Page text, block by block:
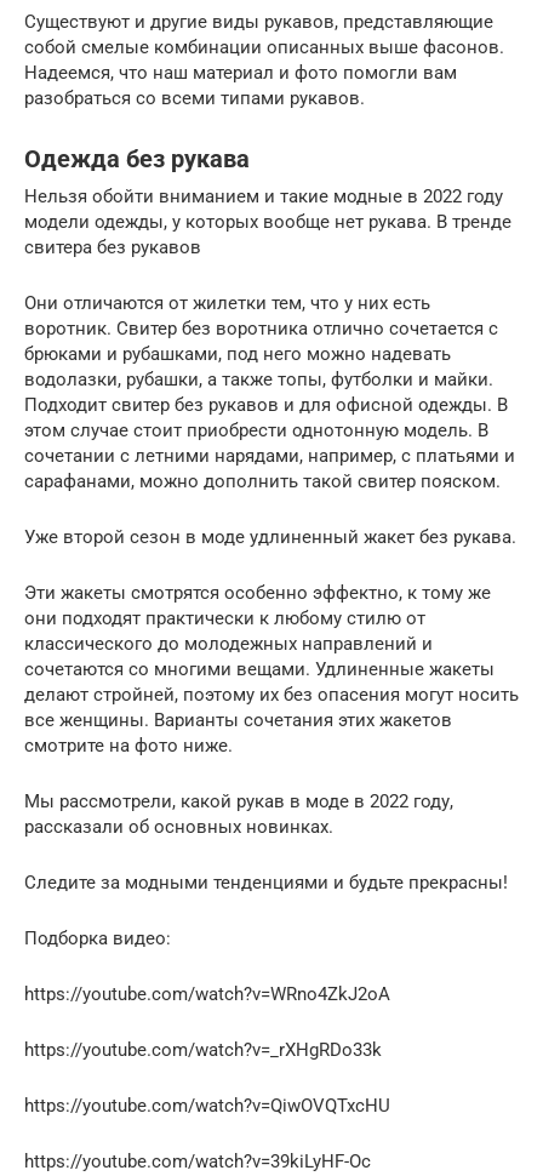
Существуют и другие виды рукавов, представляющие
собой смелые комбинации описанных выше фасонов.
Надеемся, что наш материал и фото помогли вам
разобраться со всеми типами рукавов.
Одежда без рукава
Нельзя обойти вниманием и такие модные в 2022 году
модели одежды, у которых вообще нет рукава. В тренде
свитера без рукавов
Они отличаются от жилетки тем, что у них есть
воротник. Свитер без воротника отлично сочетается с
брюками и рубашками, под него можно надевать
водолазки, рубашки, а также топы, футболки и майки.
Подходит свитер без рукавов и для офисной одежды. В
этом случае стоит приобрести однотонную модель. В
сочетании с летними нарядами, например, с платьями и
сарафанами, можно дополнить такой свитер пояском.
Уже второй сезон в моде удлиненный жакет без рукава.
Эти жакеты смотрятся особенно эффектно, к тому же
они подходят практически к любому стилю от
классического до молодежных направлений и
сочетаются со многими вещами. Удлиненные жакеты
делают стройней, поэтому их без опасения могут носить
все женщины. Варианты сочетания этих жакетов
смотрите на фото ниже.
Мы рассмотрели, какой рукав в моде в 2022 году,
рассказали об основных новинках.
Следите за модными тенденциями и будьте прекрасны!
Подборка видео:
https://youtube.com/watch?v=WRno4ZkJ2oA
https://youtube.com/watch?v=_rXHgRDo33k
https://youtube.com/watch?v=QiwOVQTxcHU
https://youtube.com/watch?v=39kiLyHF-Oc